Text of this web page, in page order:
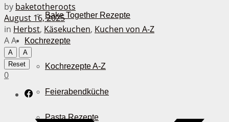
Bake Together Rezepte
Kochrezepte
Kochrezepte A-Z
Feierabendküche
Pasta Rezepte
by baketotheroots
August 16, 2025
in Herbst, Käsekuchen, Kuchen von A-Z
AA
A
A
Reset
0